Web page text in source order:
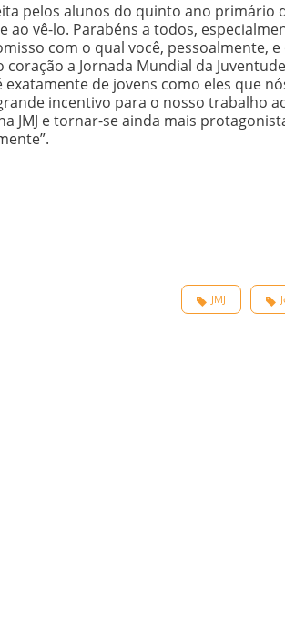
pelos alunos do quinto ano primário
ao vê-lo. Parabéns a todos,
com o qual você, pessoalmente,
a Jornada Mundial da
de jovens como eles que
incentivo para o nosso trabalho
JMJ e tornar-se ainda mais
JMJ